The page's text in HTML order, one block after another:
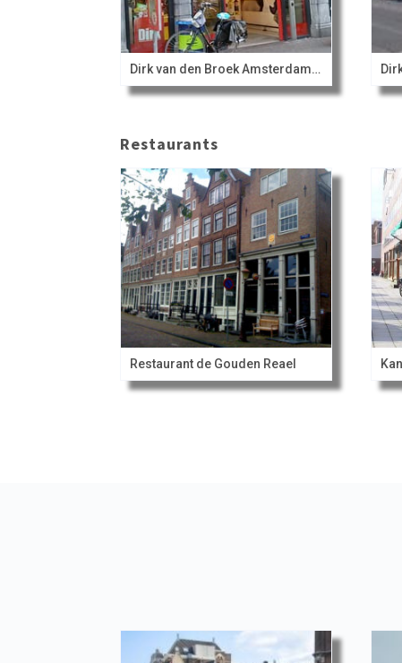
Dirk van den Broek Amsterdam Bilderdijkstraat
Restaurants
Restaurant de Gouden Reael